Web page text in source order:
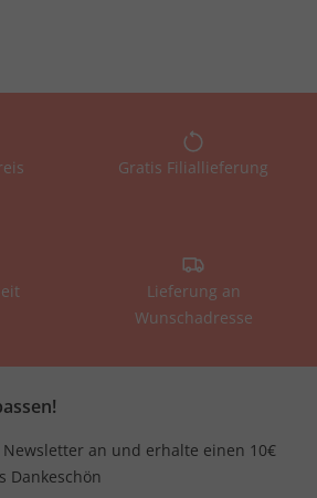
Gratis Filiallieferung
Lieferung an
Wunschadresse
an und erhalte einen 10€
Dankeschön